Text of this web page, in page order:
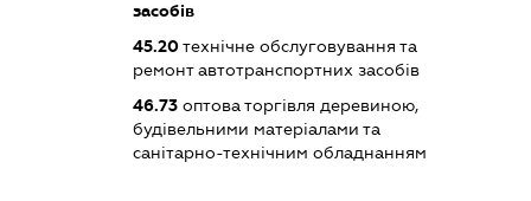
засобів
45.20технічне обслуговування та
ремонт автотранспортних засобів
46.73оптова торгівля деревиною,
будівельними матеріалами та
санітарно-технічним обладнанням